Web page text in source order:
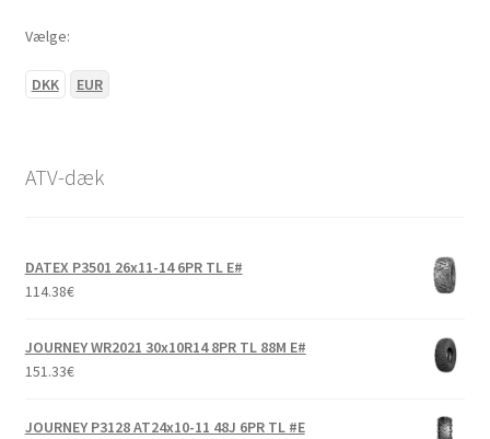
26×9-12″
26×11-12″
26×12-12″
Vælge:
DKK EUR
ATV-dæk
DATEX P3501 26x11-14 6PR TL E#
114.38€
JOURNEY WR2021 30x10R14 8PR TL 88M E#
151.33€
JOURNEY P3128 AT24x10-11 48J 6PR TL #E